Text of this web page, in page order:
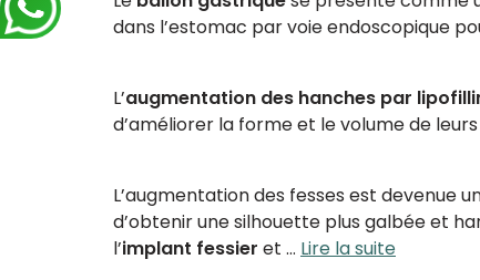
dans l’estomac par voie endoscopique
L’augmentation des hanches par
d’améliorer la forme et le volume de
L’augmentation des fesses est devenue
d’obtenir une silhouette plus galbée et
l’implant fessier et … Lire la suite